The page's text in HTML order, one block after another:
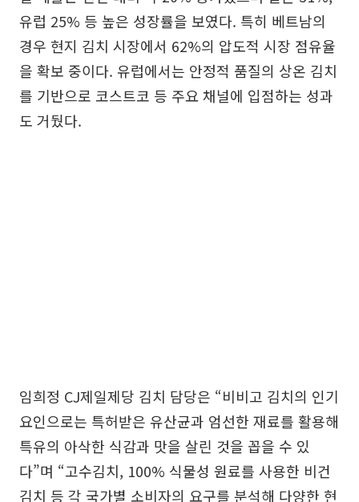
유럽 25% 등 높은 성장률을 보였다. 특히 베트남의
경우 현지 김치 시장에서 62%의 압도적 시장 점유율
을 확보 중이다. 유럽에서는 안정적 품질의 상온 김치
를 기반으로 코스트코 등 주요 채널에 입점하는 성과
도 거뒀다.
임희정 CJ제일제당 김치 담당은 “비비고 김치의 인기
요인으로는 특허받은 유산균과 엄선한 재료를 활용해
특유의 아삭한 식감과 맛을 살린 것을 꼽을 수 있
다”며 “고수김치, 100% 식물성 원료를 사용한 비건
김치 등 각 국가별 소비자의 요구를 분석해 다양한 현